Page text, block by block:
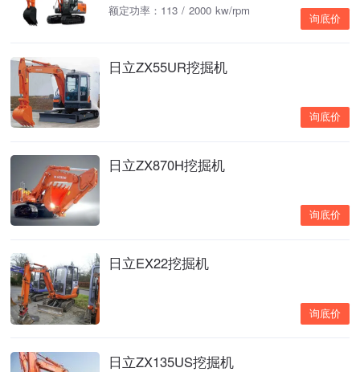
额定功率：113 / 2000 kw/rpm
询底价
日立ZX55UR挖掘机
询底价
日立ZX870H挖掘机
询底价
日立EX22挖掘机
询底价
日立ZX135US挖掘机